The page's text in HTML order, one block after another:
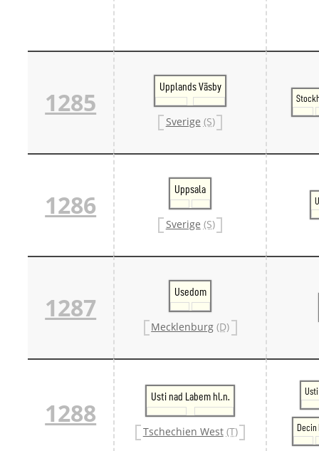
1285
Upplands Väsby
Sverige (S)
1286
Uppsala
Sverige (S)
1287
Usedom
Mecklenburg (D)
1288
Usti nad Labem hl.n.
Tschechien West (T) Decin